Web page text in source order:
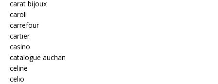
carat bijoux
caroll
carrefour
cartier
casino
catalogue auchan
celine
celio